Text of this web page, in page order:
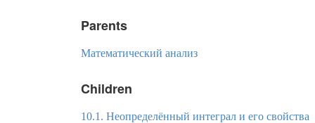
Parents
Математический анализ
Children
10.1. Неопределённый интеграл и его свойства